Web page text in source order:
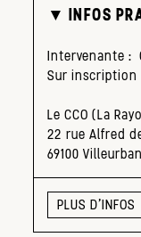
▼ INFOS
Intervenante :
Sur inscription
Le CCO (La
22 rue Alfred
69100
PLUS D'INFOS